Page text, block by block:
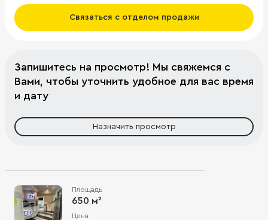
Связаться с отделом продажи
Запишитесь на просмотр! Мы свяжемся с
Вами, чтобы уточнить удобное для вас время
и дату
Назначить просмотр
Площадь
650 м²
Цена